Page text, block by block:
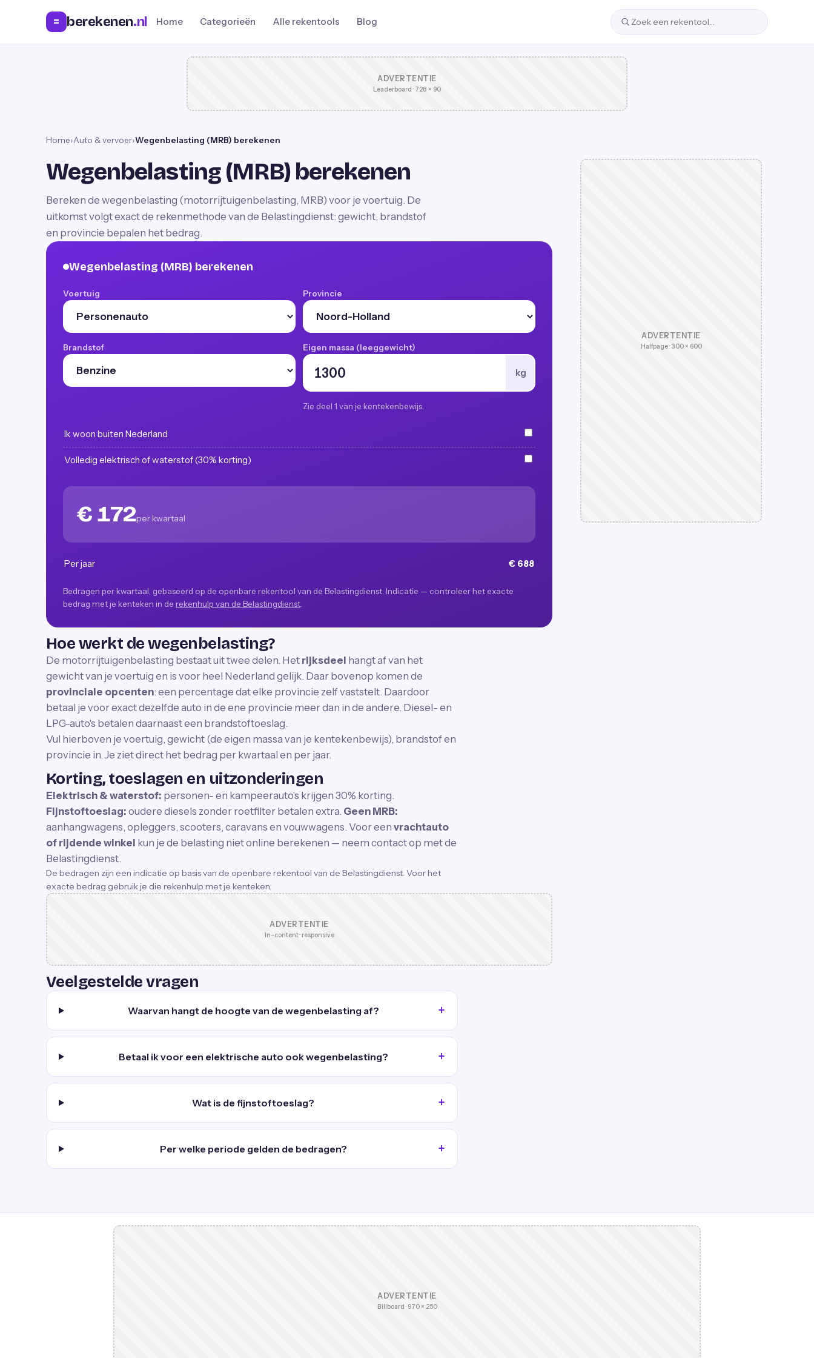
= berekenen.nl Home Categorieën Alle rekentools Blog
ADVERTENTIE
Leaderboard · 728 × 90
Home›Auto & vervoer›Wegenbelasting (MRB) berekenen
Wegenbelasting (MRB) berekenen
Bereken de wegenbelasting (motorrijtuigenbelasting, MRB) voor je voertuig. De
uitkomst volgt exact de rekenmethode van de Belastingdienst: gewicht, brandstof
en provincie bepalen het bedrag.
Wegenbelasting (MRB) berekenen
Voertuig Provincie
Brandstof Eigen massa (leeggewicht)
kg
Zie deel 1 van je kentekenbewijs.
Ik woon buiten Nederland
Volledig elektrisch of waterstof (30% korting)
€ 172per kwartaal
Per jaar € 688
Bedragen per kwartaal, gebaseerd op de openbare rekentool van de Belastingdienst. Indicatie — controleer het exacte
bedrag met je kenteken in de rekenhulp van de Belastingdienst
Hoe werkt de wegenbelasting?
De motorrijtuigenbelasting bestaat uit twee delen. Het rijksdeel hangt af van het
gewicht van je voertuig en is voor heel Nederland gelijk. Daar bovenop komen de
provinciale opcenten: een percentage dat elke provincie zelf vaststelt. Daardoor
betaal je voor exact dezelfde auto in de ene provincie meer dan in de andere. Diesel- en
LPG-auto's betalen daarnaast een brandstoftoeslag.
Vul hierboven je voertuig, gewicht (de eigen massa van je kentekenbewijs), brandstof en
provincie in. Je ziet direct het bedrag per kwartaal en per jaar.
Korting, toeslagen en uitzonderingen
Elektrisch & waterstof: personen- en kampeerauto's krijgen 30% korting.
Fijnstoftoeslag: oudere diesels zonder roetfilter betalen extra. Geen MRB:
aanhangwagens, opleggers, scooters, caravans en vouwwagens. Voor een vrachtauto
of rijdende winkel kun je de belasting niet online berekenen — neem contact op met de
Belastingdienst.
De bedragen zijn een indicatie op basis van de openbare rekentool van de Belastingdienst. Voor het
exacte bedrag gebruik je die rekenhulp met je kenteken.
ADVERTENTIE
In-content · responsive
Veelgestelde vragen
Waarvan hangt de hoogte van de wegenbelasting af?
Betaal ik voor een elektrische auto ook wegenbelasting?
Wat is de fijnstoftoeslag?
Per welke periode gelden de bedragen?
ADVERTENTIE
Halfpage · 300 × 600
ADVERTENTIE
Billboard · 970 × 250